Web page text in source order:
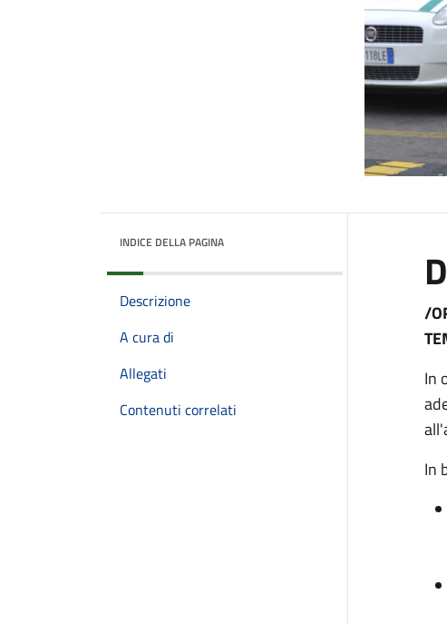
INDICE DELLA PAGINA
Descrizione
A cura di
Allegati
Contenuti correlati
/
In
In